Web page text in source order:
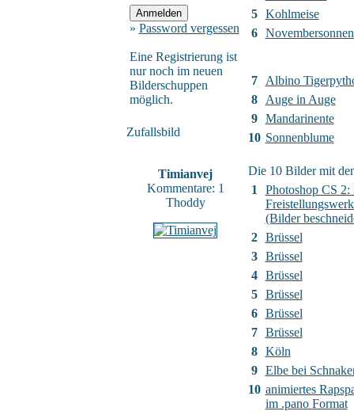
» Password vergessen
Eine Registrierung ist
nur noch im neuen
Bilderschuppen
möglich.
Zufallsbild
Timianvej
Kommentare: 1
Thoddy
5
Kohlmeise
6
7
Albino
8
Auge in Auge
9
Mandarinente
10 Sonnenblume
Die 10 Bilder mit
1
Photoshop CS 2:
(Bilder
2
Brüssel
3
Brüssel
4
Brüssel
5
Brüssel
6
Brüssel
7
Brüssel
8
Köln
9
Elbe bei
10 animiertes
im .pano Format